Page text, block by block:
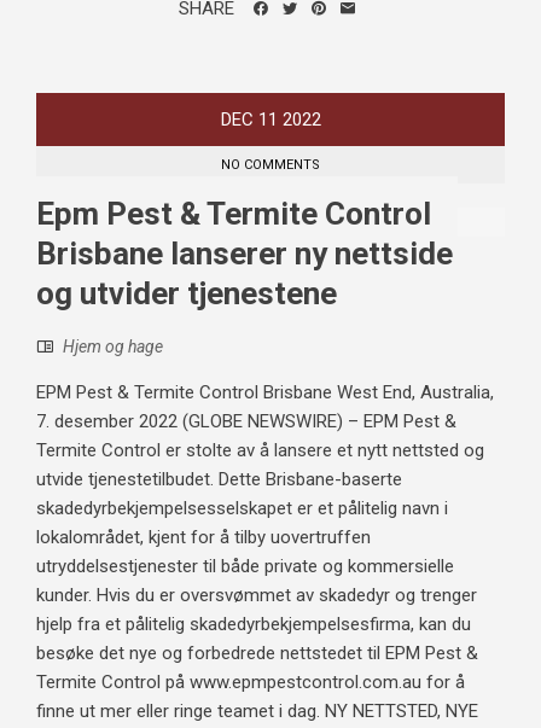
SHARE
DEC 11 2022
NO COMMENTS
Epm Pest & Termite Control
Brisbane lanserer ny nettside
og utvider tjenestene
Hjem og hage
EPM Pest & Termite Control Brisbane West End, Australia,
7. desember 2022 (GLOBE NEWSWIRE) – EPM Pest &
Termite Control er stolte av å lansere et nytt nettsted og
utvide tjenestetilbudet. Dette Brisbane-baserte
skadedyrbekjempelsesselskapet er et pålitelig navn i
lokalområdet, kjent for å tilby uovertruffen
utryddelsestjenester til både private og kommersielle
kunder. Hvis du er oversvømmet av skadedyr og trenger
hjelp fra et pålitelig skadedyrbekjempelsesfirma, kan du
besøke det nye og forbedrede nettstedet til EPM Pest &
Termite Control på www.epmpestcontrol.com.au for å
finne ut mer eller ringe teamet i dag. NY NETTSTED, NYE